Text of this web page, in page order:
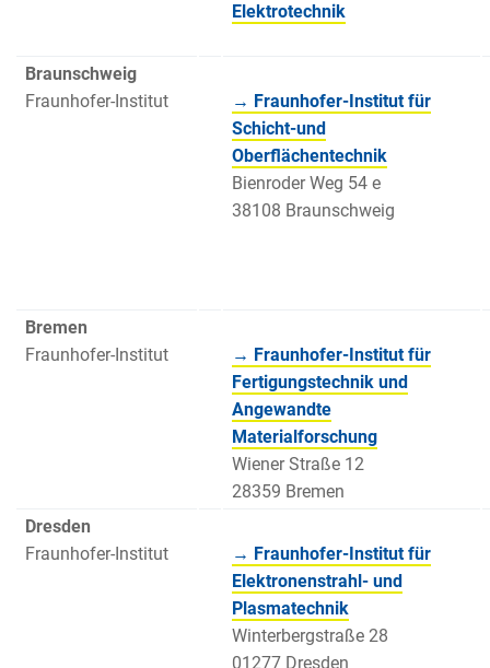
Elektrotechnik
Braunschweig
Fraunhofer-Institut
→ Fraunhofer-Institut für
Schicht-und
Oberflächentechnik
Bienroder Weg 54 e
38108 Braunschweig
Bremen
Fraunhofer-Institut
→ Fraunhofer-Institut für
Fertigungstechnik und
Angewandte
Materialforschung
Wiener Straße 12
28359 Bremen
Dresden
Fraunhofer-Institut
→ Fraunhofer-Institut für
Elektronenstrahl- und
Plasmatechnik
Winterbergstraße 28
01277 Dresden